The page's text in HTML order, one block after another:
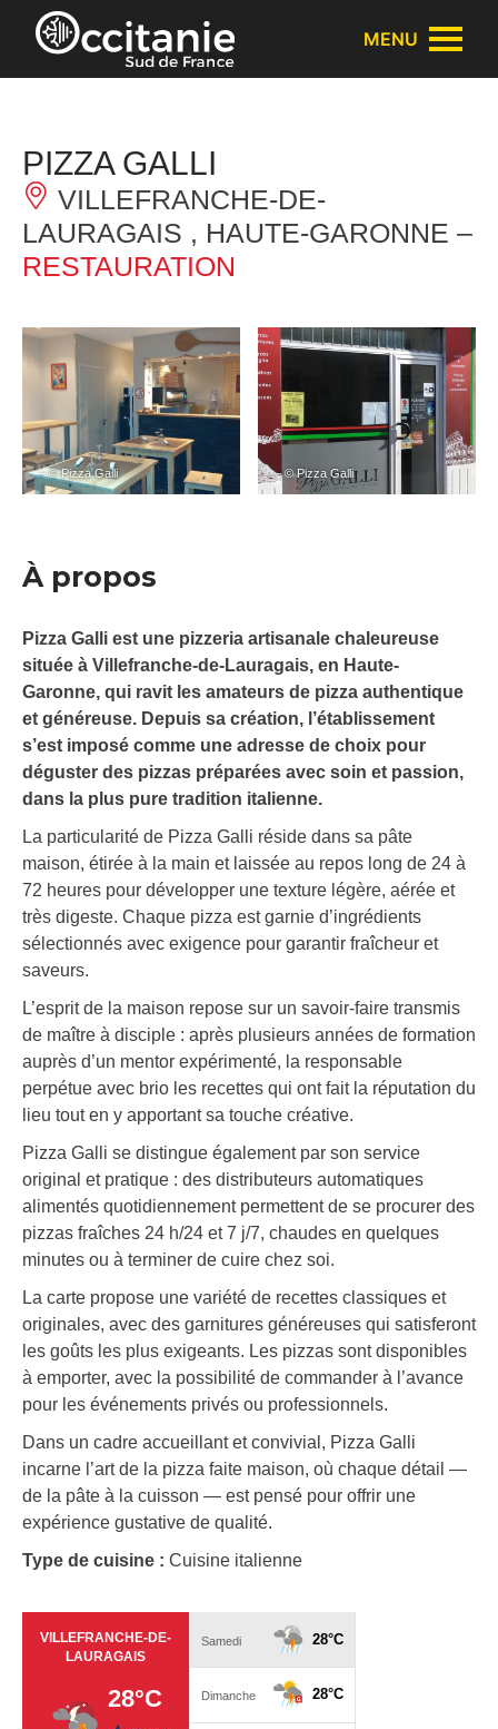
Panneau de gestion des cookies
MENU
PIZZA GALLI
VILLEFRANCHE-DE-
LAURAGAIS , HAUTE-GARONNE –
RESTAURATION
– © Pizza Galli – © Pizza Galli
À propos
Pizza Galli est une pizzeria artisanale chaleureuse
située à Villefranche-de-Lauragais, en Haute-
Garonne, qui ravit les amateurs de pizza authentique
et généreuse. Depuis sa création, l’établissement
s’est imposé comme une adresse de choix pour
déguster des pizzas préparées avec soin et passion,
dans la plus pure tradition italienne.
La particularité de Pizza Galli réside dans sa pâte
maison, étirée à la main et laissée au repos long de 24 à
72 heures pour développer une texture légère, aérée et
très digeste. Chaque pizza est garnie d’ingrédients
sélectionnés avec exigence pour garantir fraîcheur et
saveurs.
L’esprit de la maison repose sur un savoir-faire transmis
de maître à disciple : après plusieurs années de formation
auprès d’un mentor expérimenté, la responsable
perpétue avec brio les recettes qui ont fait la réputation du
lieu tout en y apportant sa touche créative.
Pizza Galli se distingue également par son service
original et pratique : des distributeurs automatiques
alimentés quotidiennement permettent de se procurer des
pizzas fraîches 24 h/24 et 7 j/7, chaudes en quelques
minutes ou à terminer de cuire chez soi.
La carte propose une variété de recettes classiques et
originales, avec des garnitures généreuses qui satisferont
les goûts les plus exigeants. Les pizzas sont disponibles
à emporter, avec la possibilité de commander à l’avance
pour les événements privés ou professionnels.
Dans un cadre accueillant et convivial, Pizza Galli
incarne l’art de la pizza faite maison, où chaque détail —
de la pâte à la cuisson — est pensé pour offrir une
expérience gustative de qualité.
Type de cuisine : Cuisine italienne